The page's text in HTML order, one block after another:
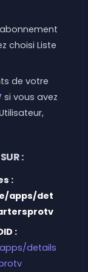
choisi Liste
de votre
si vous avez
:
:
apps/det
:
details